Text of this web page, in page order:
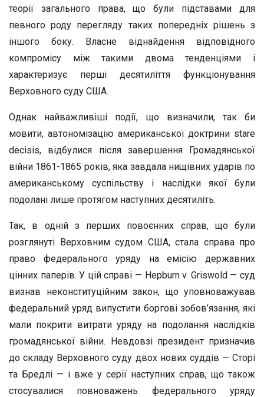
теорії загального права, що були підставами для
певного роду перегляду таких попередніх рішень з
іншого боку. Власне віднайдення відповідного
компромісу між такими двома тенденціями і
характеризує перші десятиліття функціонування
Верховного суду США.
Однак найважливіші події, що визначили, так би
мовити, автономізацію американської доктрини stare
decisis, відбулися після завершення Громадянської
війни 1861-1865 років, яка завдала нищівних ударів по
американському суспільству і наслідки якої були
подолані лише протягом наступних десятиліть.
Так, в одній з перших повоєнних справ, що були
розглянуті Верховним судом США, стала справа про
право федерального уряду на емісію державних
цінних паперів. У цій справі — Hepburn v. Griswold — суд
визнав неконституційним закон, що уповноважував
федеральний уряд випустити боргові зобов’язання, які
мали покрити витрати уряду на подолання наслідків
громадянської війни. Невдовзі президент призначив
до складу Верховного суду двох нових суддів — Сторі
та Бредлі — і вже у серії наступних справ, що також
стосувалися повноважень федерального уряду